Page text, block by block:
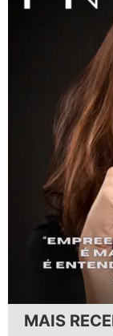
MAIS